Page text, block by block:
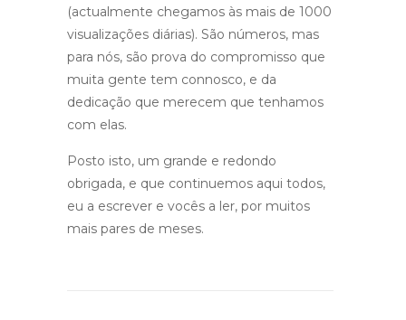
(actualmente chegamos às mais de 1000
visualizações diárias). São números, mas
para nós, são prova do compromisso que
muita gente tem connosco, e da
dedicação que merecem que tenhamos
com elas.
Posto isto, um grande e redondo
obrigada, e que continuemos aqui todos,
eu a escrever e vocês a ler, por muitos
mais pares de meses.